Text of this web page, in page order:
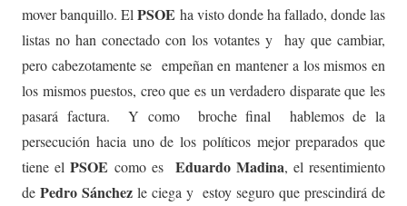
mover banquillo. El PSOE ha visto donde ha fallado, donde las
listas no han conectado con los votantes y hay que cambiar,
pero cabezotamente se empeñan en mantener a los mismos en
los mismos puestos, creo que es un verdadero disparate que les
pasará factura. Y como broche final hablemos de la
persecución hacia uno de los políticos mejor preparados que
tiene el PSOE como es Eduardo Madina, el resentimiento
de Pedro Sánchezle ciega y estoy seguro que prescindirá de